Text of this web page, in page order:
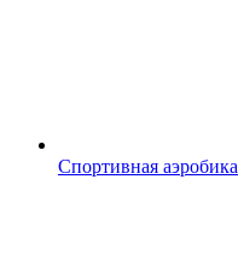
Спортивная аэробика